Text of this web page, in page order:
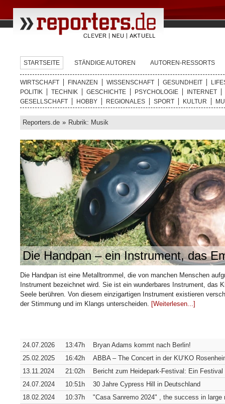
STARTSEITE STÄNDIGE AUTOREN AUTOREN-RESSORTS
WIRTSCHAFT FINANZEN WISSENSCHAFT GESUNDHEIT
POLITIK
TECHNIK GESCHICHTE PSYCHOLOGIE
INTERNET
GESELLSCHAFT
HOBBY REGIONALES SPORT KULTUR
Reporters.de » Rubrik: Musik
Die Handpan – ein Instrument, das
Die Handpan ist eine Metalltrommel, die von manchen Menschen
Instrument bezeichnet wird. Sie ist ein wunderbares Instrument, das
Seele berühren. Von diesem einzigartigen Instrument existieren
der Stimmung und im Klangs unterscheiden. [Weiterlesen...]
24.07.2026 13:47h
Bryan Adams kommt nach Berlin!
25.02.2025
16:42h
ABBA – The Concert in der KU‘KO
13.11.2024
21:02h
Bericht zum Heidepark-Festival: Ein
24.07.2024
10:51h
30 Jahre Cypress Hill in Deutschland
18.02.2024
10:37h "Casa Sanremo 2024" , the success in large